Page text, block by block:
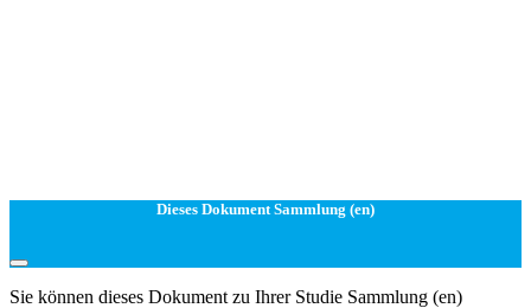
Dieses Dokument Sammlung (en)
Sie können dieses Dokument zu Ihrer Studie Sammlung (en)